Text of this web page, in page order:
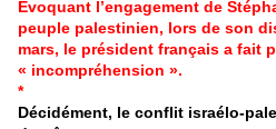
Évoquant l’engagement de
peuple palestinien, lors de son
mars, le président français a fait
« incompréhension ».
*
Décidément, le conflit israélo-